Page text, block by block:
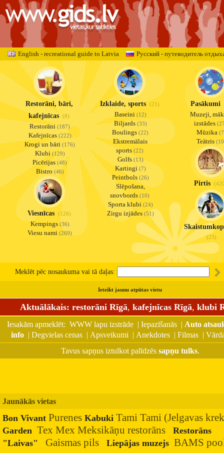
English - recreational guide to Latvia Русский - путеводитель
Restorāni, bāri,
kafejnīcas
(8)
Restorāni (187)
Kafejnīcas(222)
Krogi un bāri (176)
Klubi(129)
Picērijas (48)
Bistro (46)
Viesnīcas (126)
Kempings(36)
Viesu nami (269)
Izklaide, sports (21)
Baseini (12)
Biljards(33)
Boulings (22)
Ekstremālais
sports(22)
Golfs(13)
Kartingi (7)
Peintbols(26)
Slēpošana,
snovbords(10)
Sporta klubi (24)
Zirgu izjādes(51)
Pasākumi
Muzeji,
izstādes
Mūzika
Teātris
Pirtis
(23)
Meklēt pēc nosaukuma vai tā daļas:
Ieteikt jaunu atpūtas vietu
Aktuālākais: restorāni Rīgā, kafejnīcas Rīgā, klubi
Iesakām apmeklēt: WWW lapu izstrāde | Iepazīšanās | Auto
info| Degvielas cenas| Apsveikumi | Anekdotes| Filmas|
Tavus sapņus iztulkot palīdzēs sapņu tulks.
Jaunākās vietas
Bon Vivant Purenes Kabuki Tami Tami (Jelgavas
Garden Tex Mex Meksikāņu restorāns
Restorāns
"Laivas"
Gaismas pils Liepājas muzejs BAMS